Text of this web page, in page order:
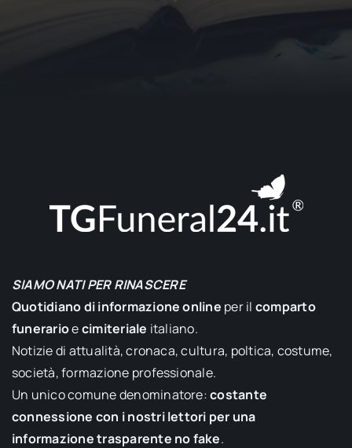
SIAMO NATI PER RINASCERE
Quotidiano di informazione online per il comparto
funerarioecimiteriale italiano.
Notizie di attualità, cronaca, cultura, poltica, costume,
società, formazione professionale.
Un unico comune denominatore:costante
connessione con i nostri lettori per una
informazione trasparente no fake.